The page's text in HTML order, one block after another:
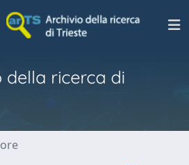
della ricerca di